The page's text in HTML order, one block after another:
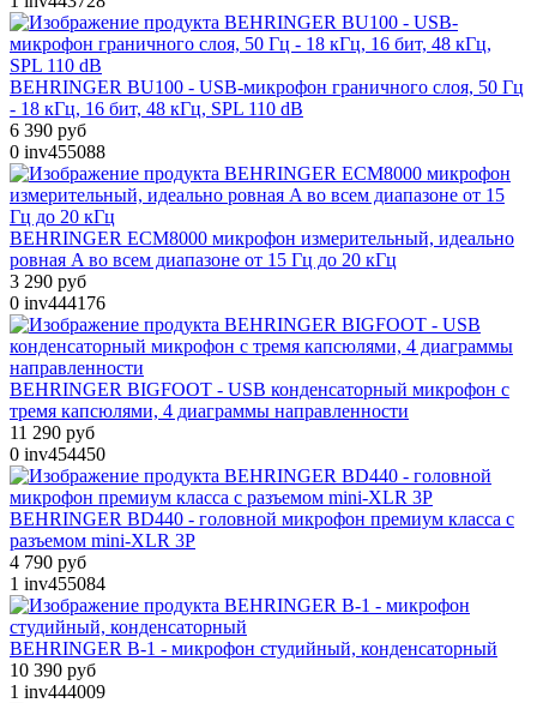
BEHRINGER BU100 - USB-микрофон граничного слоя, 50 Гц
- 18 кГц, 16 бит, 48 кГц, SPL 110 dB
6 390 руб
0 inv455088
BEHRINGER ECM8000 микрофон измерительный, идеально
ровная A во всем диапазоне от 15 Гц до 20 кГц
3 290 руб
0 inv444176
BEHRINGER BIGFOOT - USB конденсаторный микрофон с
тремя капсюлями, 4 диаграммы направленности
11 290 руб
0 inv454450
BEHRINGER BD440 - головной микрофон премиум класса с
разъемом mini-XLR 3P
4 790 руб
1 inv455084
BEHRINGER B-1 - микрофон студийный, конденсаторный
10 390 руб
1 inv444009